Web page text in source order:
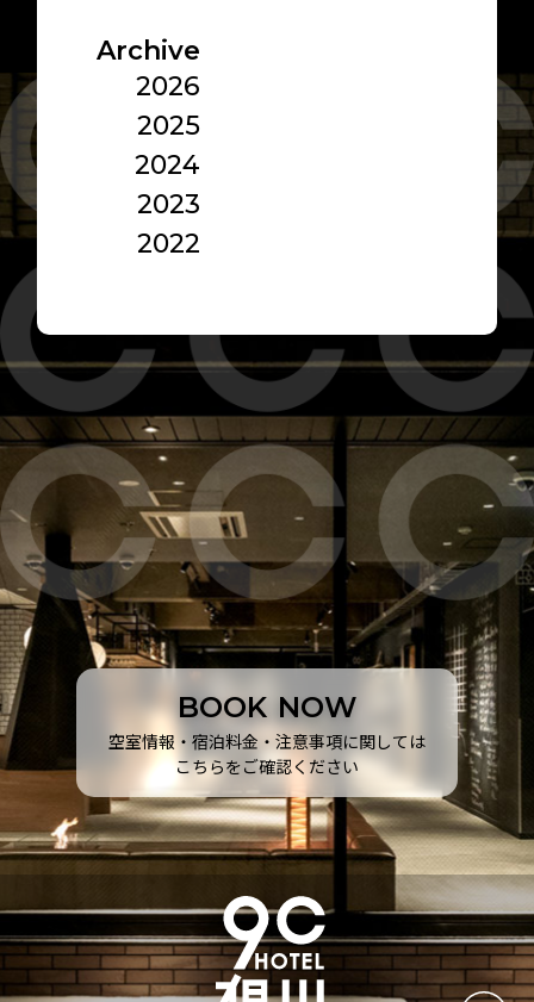
Archive
2026
2025
2024
2023
2022
BOOK NOW
空室情報・宿泊料金・注意事項に関しては
こちらをご確認ください